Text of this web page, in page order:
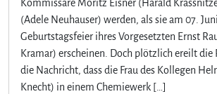
Kommissare Moritz Eisner (Harald
(Adele Neuhauser) werden, als sie am 07.
Geburtstagsfeier ihres Vorgesetzten Ernst
Kramar) erscheinen. Doch plötzlich ereilt die
die Nachricht, dass die Frau des Kollegen
Knecht) in einem Chemiewerk […]